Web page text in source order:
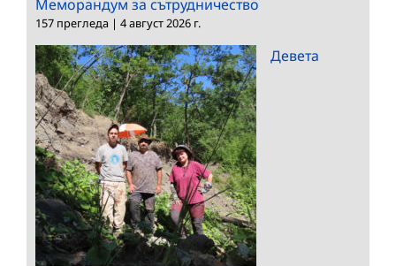
Меморандум за сътрудничество
157 прегледа | 4 август 2026 г.
Девета